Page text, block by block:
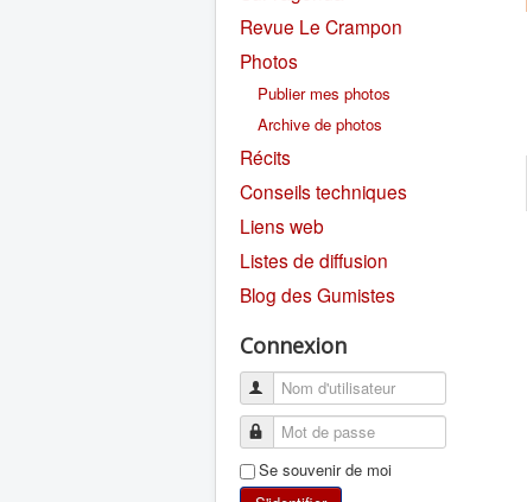
Revue Le Crampon
Photos
Publier mes photos
Archive de photos
Récits
Conseils techniques
Liens web
Listes de diffusion
Blog des Gumistes
Connexion
Se souvenir de moi